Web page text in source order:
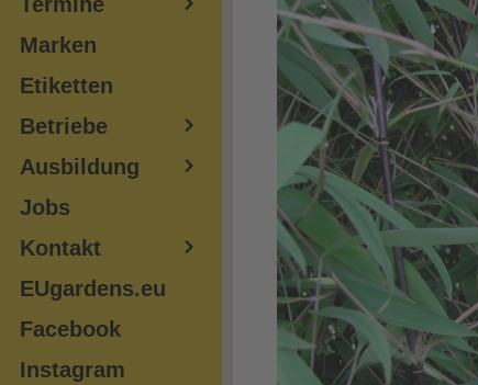
Marken
Etiketten
Betriebe
Ausbildung
Jobs
Kontakt
EUgardens.eu
Facebook
Instagram